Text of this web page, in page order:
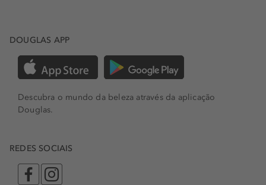
DOUGLAS APP
Descubra o mundo da beleza através da aplicação
Douglas.
REDES SOCIAIS